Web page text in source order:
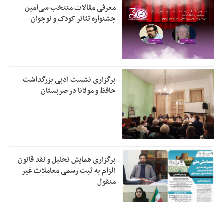
معرفی مقالات منتخب سی‌امین
جشنواره تئاتر کودک و نوجوان
برگزاری نشست ادبی بزرگداشت
حافظ و مولانا در صربستان
برگزاری همایش تحلیل و نقد قانون
الزام به ثبت رسمی معاملات غیر
منقول